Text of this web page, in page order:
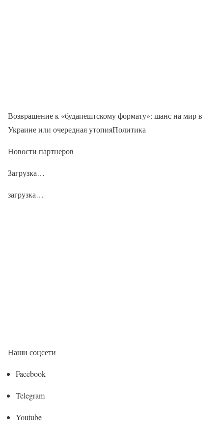
Возвращение к «будапештскому формату»: шанс на мир в
Украине или очередная утопияПолитика
Новости партнеров
Загрузка…
загрузка…
Наши соцсети
Facebook
Telegram
Youtube